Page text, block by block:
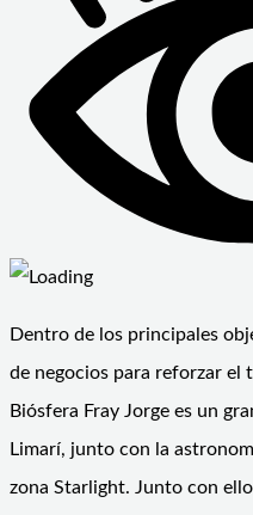
Dentro de los principales
de negocios para reforzar el
Biósfera Fray Jorge es un
Limarí, junto con la
zona Starlight. Junto con